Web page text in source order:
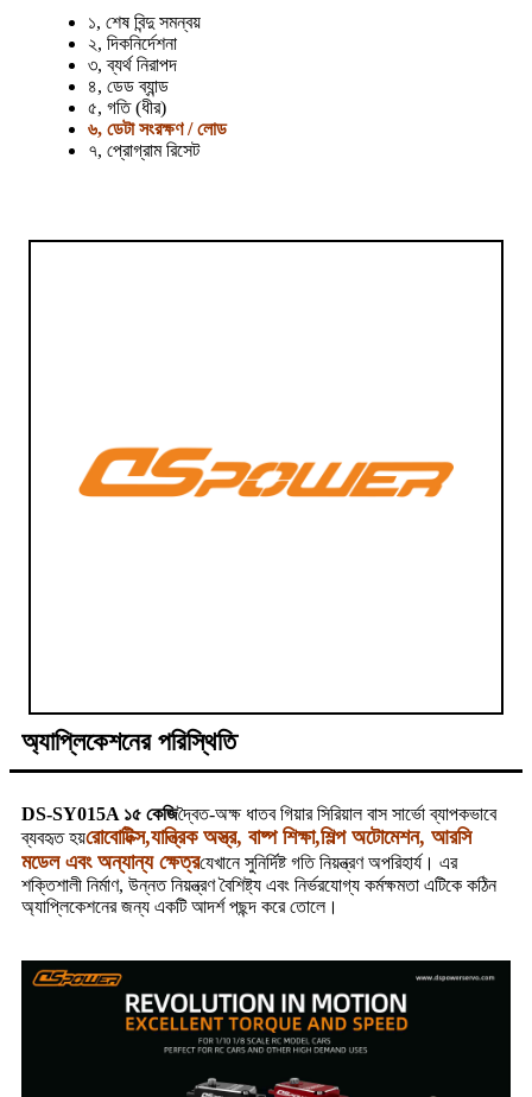
১, শেষ বিন্দু সমন্বয়
২, দিকনির্দেশনা
৩, ব্যর্থ নিরাপদ
৪, ডেড ব্যান্ড
৫, গতি (ধীর)
৬, ডেটা সংরক্ষণ / লোড
৭, প্রোগ্রাম রিসেট
অ্যাপ্লিকেশনের পরিস্থিতি
DS-SY015A ১৫ কেজিদ্বৈত-অক্ষ ধাতব গিয়ার সিরিয়াল বাস সার্ভো ব্যাপকভাবে
ব্যবহৃত হয়রোবোটিক্স,যান্ত্রিক অস্ত্র, বাষ্প শিক্ষা,শিল্প অটোমেশন, আরসি
মডেল এবং অন্যান্য ক্ষেত্রযেখানে সুনির্দিষ্ট গতি নিয়ন্ত্রণ অপরিহার্য। এর
শক্তিশালী নির্মাণ, উন্নত নিয়ন্ত্রণ বৈশিষ্ট্য এবং নির্ভরযোগ্য কর্মক্ষমতা এটিকে কঠিন
অ্যাপ্লিকেশনের জন্য একটি আদর্শ পছন্দ করে তোলে।